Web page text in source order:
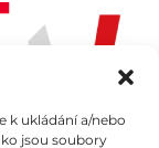
k ukládání a/nebo
jsou soubory